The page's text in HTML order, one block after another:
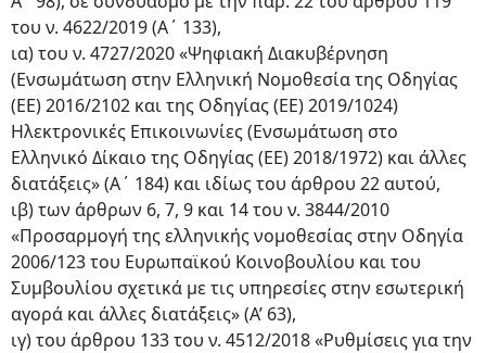
του ν. 4622/2019 (Α΄ 133),
ια) του ν. 4727/2020 «Ψηφιακή Διακυβέρνηση
(Ενσωμάτωση στην Ελληνική Νομοθεσία της Οδηγίας
(ΕΕ) 2016/2102 και της Οδηγίας (ΕΕ) 2019/1024)
Ηλεκτρονικές Επικοινωνίες (Ενσωμάτωση στο
Ελληνικό Δίκαιο της Οδηγίας (ΕΕ) 2018/1972) και άλλες
διατάξεις» (Α΄ 184) και ιδίως του άρθρου 22 αυτού,
ιβ) των άρθρων 6, 7, 9 και 14 του ν. 3844/2010
«Προσαρμογή της ελληνικής νομοθεσίας στην Οδηγία
2006/123 του Ευρωπαϊκού Κοινοβουλίου και του
Συμβουλίου σχετικά με τις υπηρεσίες στην εσωτερική
αγορά και άλλες διατάξεις» (Α’ 63),
ιγ) του άρθρου 133 του ν. 4512/2018 «Ρυθμίσεις για την